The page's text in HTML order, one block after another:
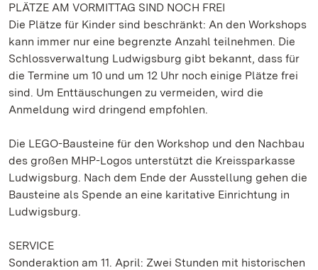
PLÄTZE AM VORMITTAG SIND NOCH FREI
Die Plätze für Kinder sind beschränkt: An den Workshops
kann immer nur eine begrenzte Anzahl teilnehmen. Die
Schlossverwaltung Ludwigsburg gibt bekannt, dass für
die Termine um 10 und um 12 Uhr noch einige Plätze frei
sind. Um Enttäuschungen zu vermeiden, wird die
Anmeldung wird dringend empfohlen.
Die LEGO-Bausteine für den Workshop und den Nachbau
des großen MHP-Logos unterstützt die Kreissparkasse
Ludwigsburg. Nach dem Ende der Ausstellung gehen die
Bausteine als Spende an eine karitative Einrichtung in
Ludwigsburg.
SERVICE
Sonderaktion am 11. April: Zwei Stunden mit historischen